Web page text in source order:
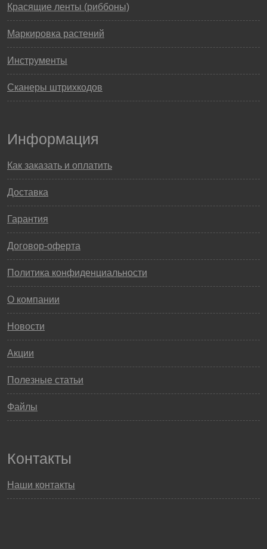
Красящие ленты (риббоны)
Маркировка растений
Инструменты
Сканеры штрихкодов
Информация
Как заказать и оплатить
Доставка
Гарантия
Договор-оферта
Политика конфиденциальности
О компании
Новости
Акции
Полезные статьи
Файлы
Контакты
Наши контакты